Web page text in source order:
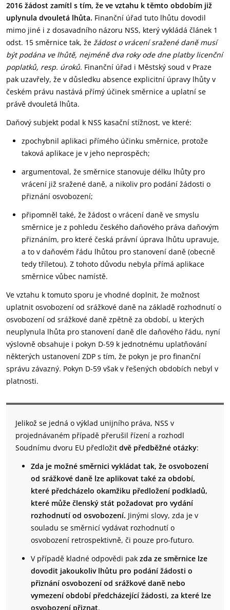
2016 žádost zamítl s tím, že ve vztahu k těmto obdobím již
uplynula dvouletá lhůta. Finanční úřad tuto lhůtu dovodil
mimo jiné i z dosavadního názoru NSS, který vykládá článek 1
odst. 15 směrnice tak, že žádost o vrácení sražené daně musí
být podána ve lhůtě, nejméně dva roky ode dne platby licenční
poplatků, resp. úroků. Finanční úřad i Městský soud v Praze
pak uzavřely, že v důsledku absence explicitní úpravy lhůty v
českém právu nastává přímý účinek směrnice a uplatní se
právě dvouletá lhůta.
Daňový subjekt podal k NSS kasační stížnost, ve které:
zpochybnil aplikaci přímého účinku směrnice, protože
taková aplikace je v jeho neprospěch;
argumentoval, že směrnice stanovuje délku lhůty pro
vrácení již sražené daně, a nikoliv pro podání žádosti o
přiznání osvobození;
připomněl také, že žádost o vrácení daně ve smyslu
směrnice je z pohledu českého daňového práva daňovým
přiznáním, pro které česká právní úprava lhůtu upravuje,
a to v daňovém řádu lhůtou pro stanovení daně (obecně
tedy tříletou). Z tohoto důvodu nebyla přímá aplikace
směrnice vůbec namístě.
Ve vztahu k tomuto sporu je vhodné doplnit, že možnost
uplatnit osvobození od srážkové daně na základě rozhodnutí o
osvobození od srážkové daně zpětně za období, u kterých
neuplynula lhůta pro stanovení daně dle daňového řádu, nyní
výslovně obsahuje i pokyn D-59 k jednotnému uplatňování
některých ustanovení ZDP s tím, že pokyn je pro finanční
správu závazný. Pokyn D-59 však v řešených obdobích nebyl v
platnosti.
Jelikož se jedná o výklad unijního práva, NSS v
projednávaném případě přerušil řízení a rozhodl
Soudnímu dvoru EU předložit dvě předběžné otázky:
Zda je možné směrnici vykládat tak, že osvobození
od srážkové daně lze aplikovat také za období,
které předcházelo okamžiku předložení podkladů,
které může členský stát požadovat pro vydání
rozhodnutí od osvobození. Jinými slovy, zda je v
souladu se směrnicí vydávat rozhodnutí o
osvobození retrospektivně, či pouze pro-futuro.
V případě kladné odpovědi pak zda ze směrnice lze
dovodit jakoukoliv lhůtu pro podání žádosti o
přiznání osvobození od srážkové daně nebo
vymezení období předcházející žádosti, za které lze
osvobození přiznat.